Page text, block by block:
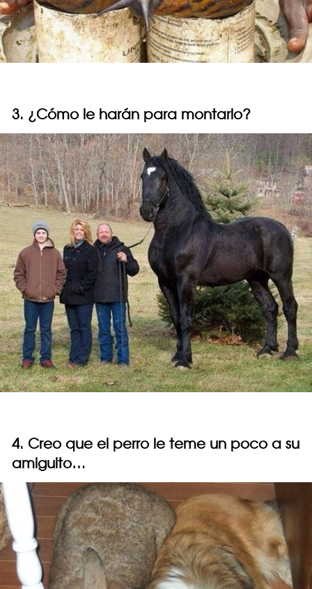
3. ¿Cómo le harán para montarlo?
4. Creo que el perro le teme un poco a su
amiguito…